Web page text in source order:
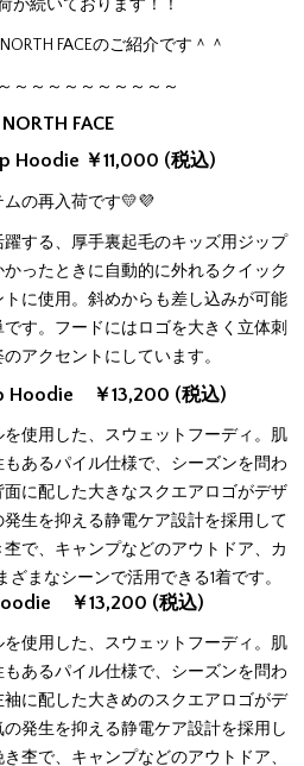
が続いております！！
FACEのご紹介です＾＾
～～～～～～～～～～
FACE
Hoodie ￥11,000 (税込)
ムの再入荷です💛💜
する、厚手裏起毛のキッズ用ジップ
ったときに自動的に外れるクイック
に使用。斜めからも差し込みが可能
す。フードにはロゴを大きく立体刺
アクセントにしています。
Hoodie ￥13,200 (税込)
使用した、スウェットフーディ。肌
あるパイル仕様で、シーズンを問わ
に配した大きなスクエアロゴがデザ
生を抑える静電ケア設計を採用して
で、キャンプなどのアウトドア、カ
まなシーンで活用できる1着です。
￥13,200 (税込)
使用した、スウェットフーディ。肌
あるパイル仕様で、シーズンを問わ
に配した大きめのスクエアロゴがデ
発生を抑える静電ケア設計を採用し
杢で、キャンプなどのアウトドア、